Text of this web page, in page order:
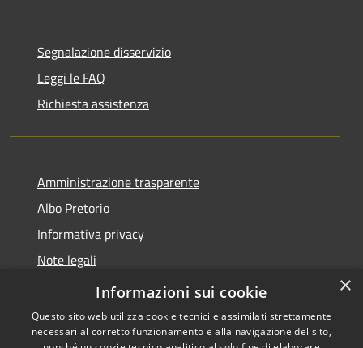
Segnalazione disservizio
Leggi le FAQ
Richiesta assistenza
Amministrazione trasparente
Albo Pretorio
Informativa privacy
Note legali
Dichiarazione di accessibilità
×
Informazioni sui cookie
Questo sito web utilizza cookie tecnici e assimilati strettamente
necessari al corretto funzionamento e alla navigazione del sito,